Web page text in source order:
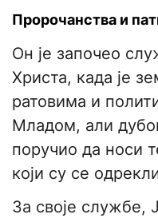
Пророчанства и
Он је започео
Христа, када је
ратовима и
Младом, али
поручио да носи
који су се
За своје службе,